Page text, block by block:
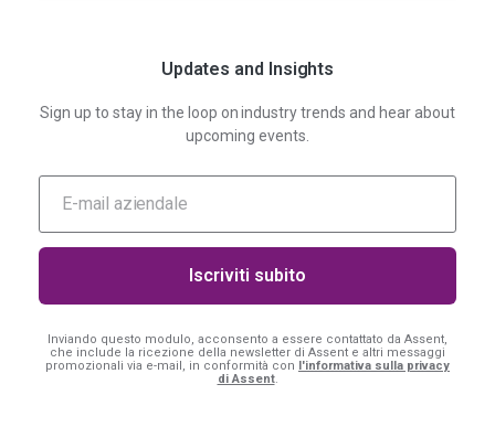
Updates and Insights
Sign up to stay in the loop on industry trends and hear about
upcoming events.
Inviando questo modulo, acconsento a essere contattato da Assent,
che include la ricezione della newsletter di Assent e altri messaggi
promozionali via e-mail, in conformità con l'informativa sulla privacy
di Assent.